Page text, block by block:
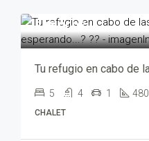
785,000€
5 4 1 480
CHALET